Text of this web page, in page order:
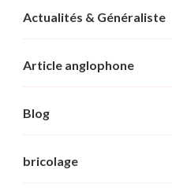
Actualités & Généraliste
Article anglophone
Blog
bricolage